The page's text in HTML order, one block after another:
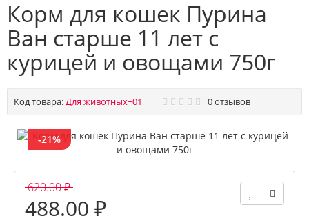
Корм для кошек Пурина
Ван старше 11 лет с
курицей и овощами 750г
Код товара:Для животных~01 0 отзывов
-21%
620.00 ₽
488.00 ₽